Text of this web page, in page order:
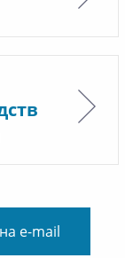
e-mail